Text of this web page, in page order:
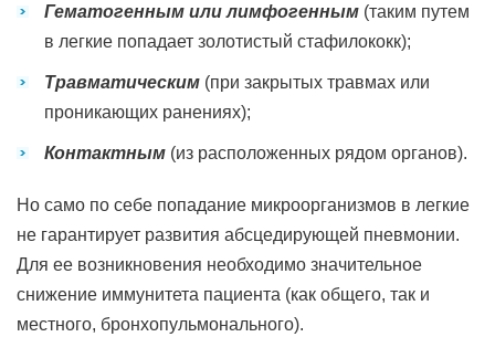
Гематогенным или лимфогенным (таким путем
в легкие попадает золотистый стафилококк);
Травматическим (при закрытых травмах или
проникающих ранениях);
Контактным (из расположенных рядом органов).
Но само по себе попадание микроорганизмов в легкие
не гарантирует развития абсцедирующей пневмонии.
Для ее возникновения необходимо значительное
снижение иммунитета пациента (как общего, так и
местного, бронхопульмонального).